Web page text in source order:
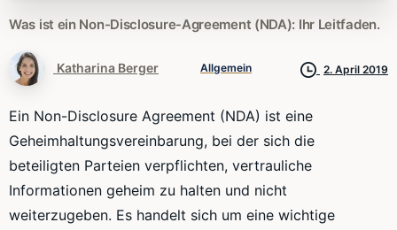
Was ist ein Non-Disclosure-Agreement (NDA): Ihr Leitfaden.
Katharina Berger Allgemein 2. April 2019
Ein Non-Disclosure Agreement (NDA) ist eine
Geheimhaltungsvereinbarung, bei der sich die
beteiligten Parteien verpflichten, vertrauliche
Informationen geheim zu halten und nicht
weiterzugeben. Es handelt sich um eine wichtige